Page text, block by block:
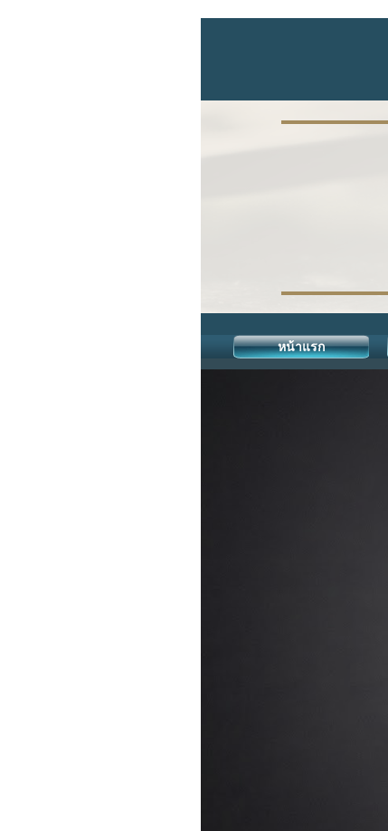
หน้าแรก